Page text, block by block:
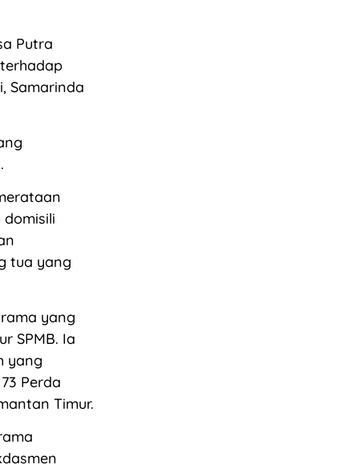
Putra
Samarinda
tua yang
yang
SPMB. Ia
yang
Perda
Timur.